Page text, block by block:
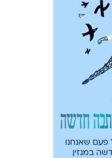
חדשה
פעם שאנחנו
במגזין